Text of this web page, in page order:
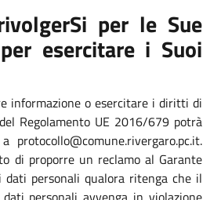
per le Sue
esercitare i Suoi
informazione o esercitare i diritti di
Regolamento UE 2016/679 potrà
di proporre un reclamo al Garante
dati personali qualora ritenga che il